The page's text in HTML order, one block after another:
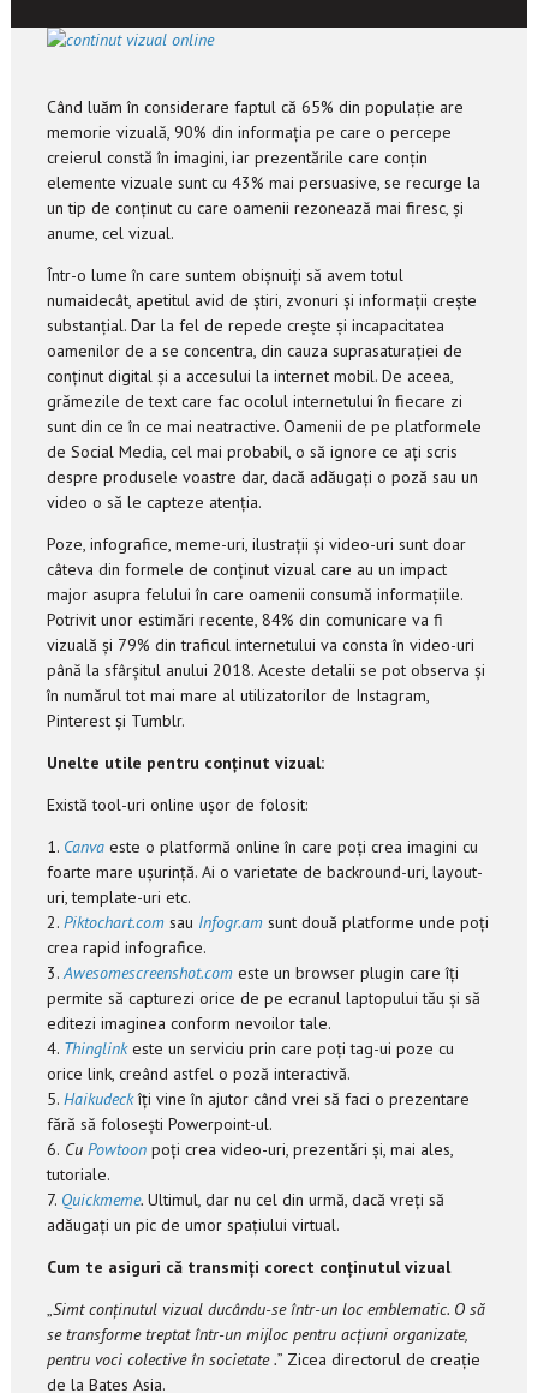
Când luăm în considerare faptul că 65% din populație are
memorie vizuală, 90% din informația pe care o percepe
creierul constă în imagini, iar prezentările care conțin
elemente vizuale sunt cu 43% mai persuasive, se recurge la
un tip de conținut cu care oamenii rezonează mai firesc, și
anume, cel vizual.
Într-o lume în care suntem obișnuiți să avem totul
numaidecât, apetitul avid de știri, zvonuri și informații crește
substanțial. Dar la fel de repede crește și incapacitatea
oamenilor de a se concentra, din cauza suprasaturației de
conținut digital și a accesului la internet mobil. De aceea,
grămezile de text care fac ocolul internetului în fiecare zi
sunt din ce în ce mai neatractive. Oamenii de pe platformele
de Social Media, cel mai probabil, o să ignore ce ați scris
despre produsele voastre dar, dacă adăugați o poză sau un
video o să le capteze atenția.
Poze, infografice, meme-uri, ilustrații și video-uri sunt doar
câteva din formele de conținut vizual care au un impact
major asupra felului în care oamenii consumă informațiile.
Potrivit unor estimări recente, 84% din comunicare va fi
vizuală și 79% din traficul internetului va consta în video-uri
până la sfârșitul anului 2018. Aceste detalii se pot observa și
în numărul tot mai mare al utilizatorilor de Instagram,
Pinterest și Tumblr.
Unelte utile pentru conținut vizual:
Există tool-uri online ușor de folosit:
1. Canvaeste o platformă online în care poți crea imagini cu
foarte mare ușurință. Ai o varietate de backround-uri, layout-
uri, template-uri etc.
2. Piktochart.comsau Infogr.amsunt două platforme unde poți
crea rapid infografice.
3.Awesomescreenshot.comeste un browser plugin care îți
permite să capturezi orice de pe ecranul laptopului tău și să
editezi imaginea conform nevoilor tale.
4. Thinglinkeste un serviciu prin care poți tag-ui poze cu
orice link, creând astfel o poză interactivă.
5. Haikudeckîți vine în ajutor când vrei să faci o prezentare
fără să folosești Powerpoint-ul.
6. Cu Powtoonpoți crea video-uri, prezentări și, mai ales,
tutoriale.
7. Quickmeme. Ultimul, dar nu cel din urmă, dacă vreți să
adăugați un pic de umor spațiului virtual.
Cum te asiguri că transmiți corect conținutul vizual
„Simt conținutul vizual ducându-se într-un loc emblematic. O să
se transforme treptat într-un mijloc pentru acțiuni organizate,
pentru voci colective în societate .” Zicea directorul de creație
de la Bates Asia.